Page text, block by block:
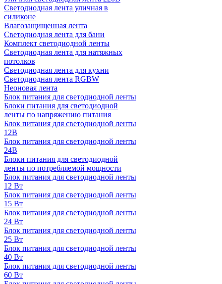
Светодиодная лента уличная в
силиконе
Влагозащищенная лента
Светодиодная лента для бани
Комплект светодиодной ленты
Светодиодная лента для натяжных
потолков
Светодиодная лента для кухни
Светодиодная лента RGBW
Неоновая лента
Блок питания для светодиодной ленты
Блоки питания для светодиодной
ленты по напряжению питания
Блок питания для светодиодной ленты
12В
Блок питания для светодиодной ленты
24В
Блоки питания для светодиодной
ленты по потребляемой мощности
Блок питания для светодиодной ленты
12 Вт
Блок питания для светодиодной ленты
15 Вт
Блок питания для светодиодной ленты
24 Вт
Блок питания для светодиодной ленты
25 Вт
Блок питания для светодиодной ленты
40 Вт
Блок питания для светодиодной ленты
60 Вт